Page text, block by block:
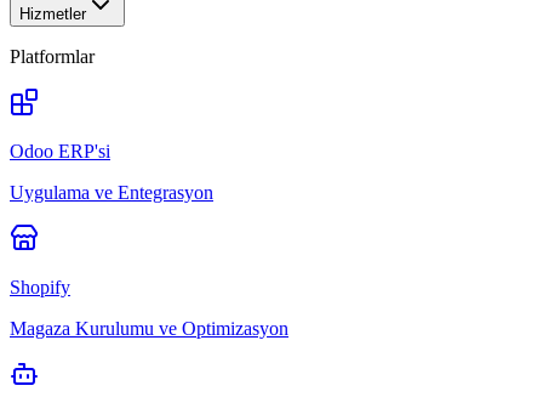
Hizmetler
Platformlar
Odoo ERP'si
Uygulama ve Entegrasyon
Shopify
Magaza Kurulumu ve Optimizasyon